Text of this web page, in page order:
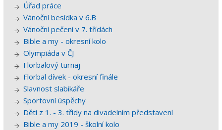
Úřad práce
Vánoční besídka v 6.B
Vánoční pečení v 7. třídách
Bible a my - okresní kolo
Olympiáda v ČJ
Florbalový turnaj
Florbal dívek - okresní finále
Slavnost slabikáře
Sportovní úspěchy
Děti z 1. - 3. třídy na divadelním představení
Bible a my 2019 - školní kolo